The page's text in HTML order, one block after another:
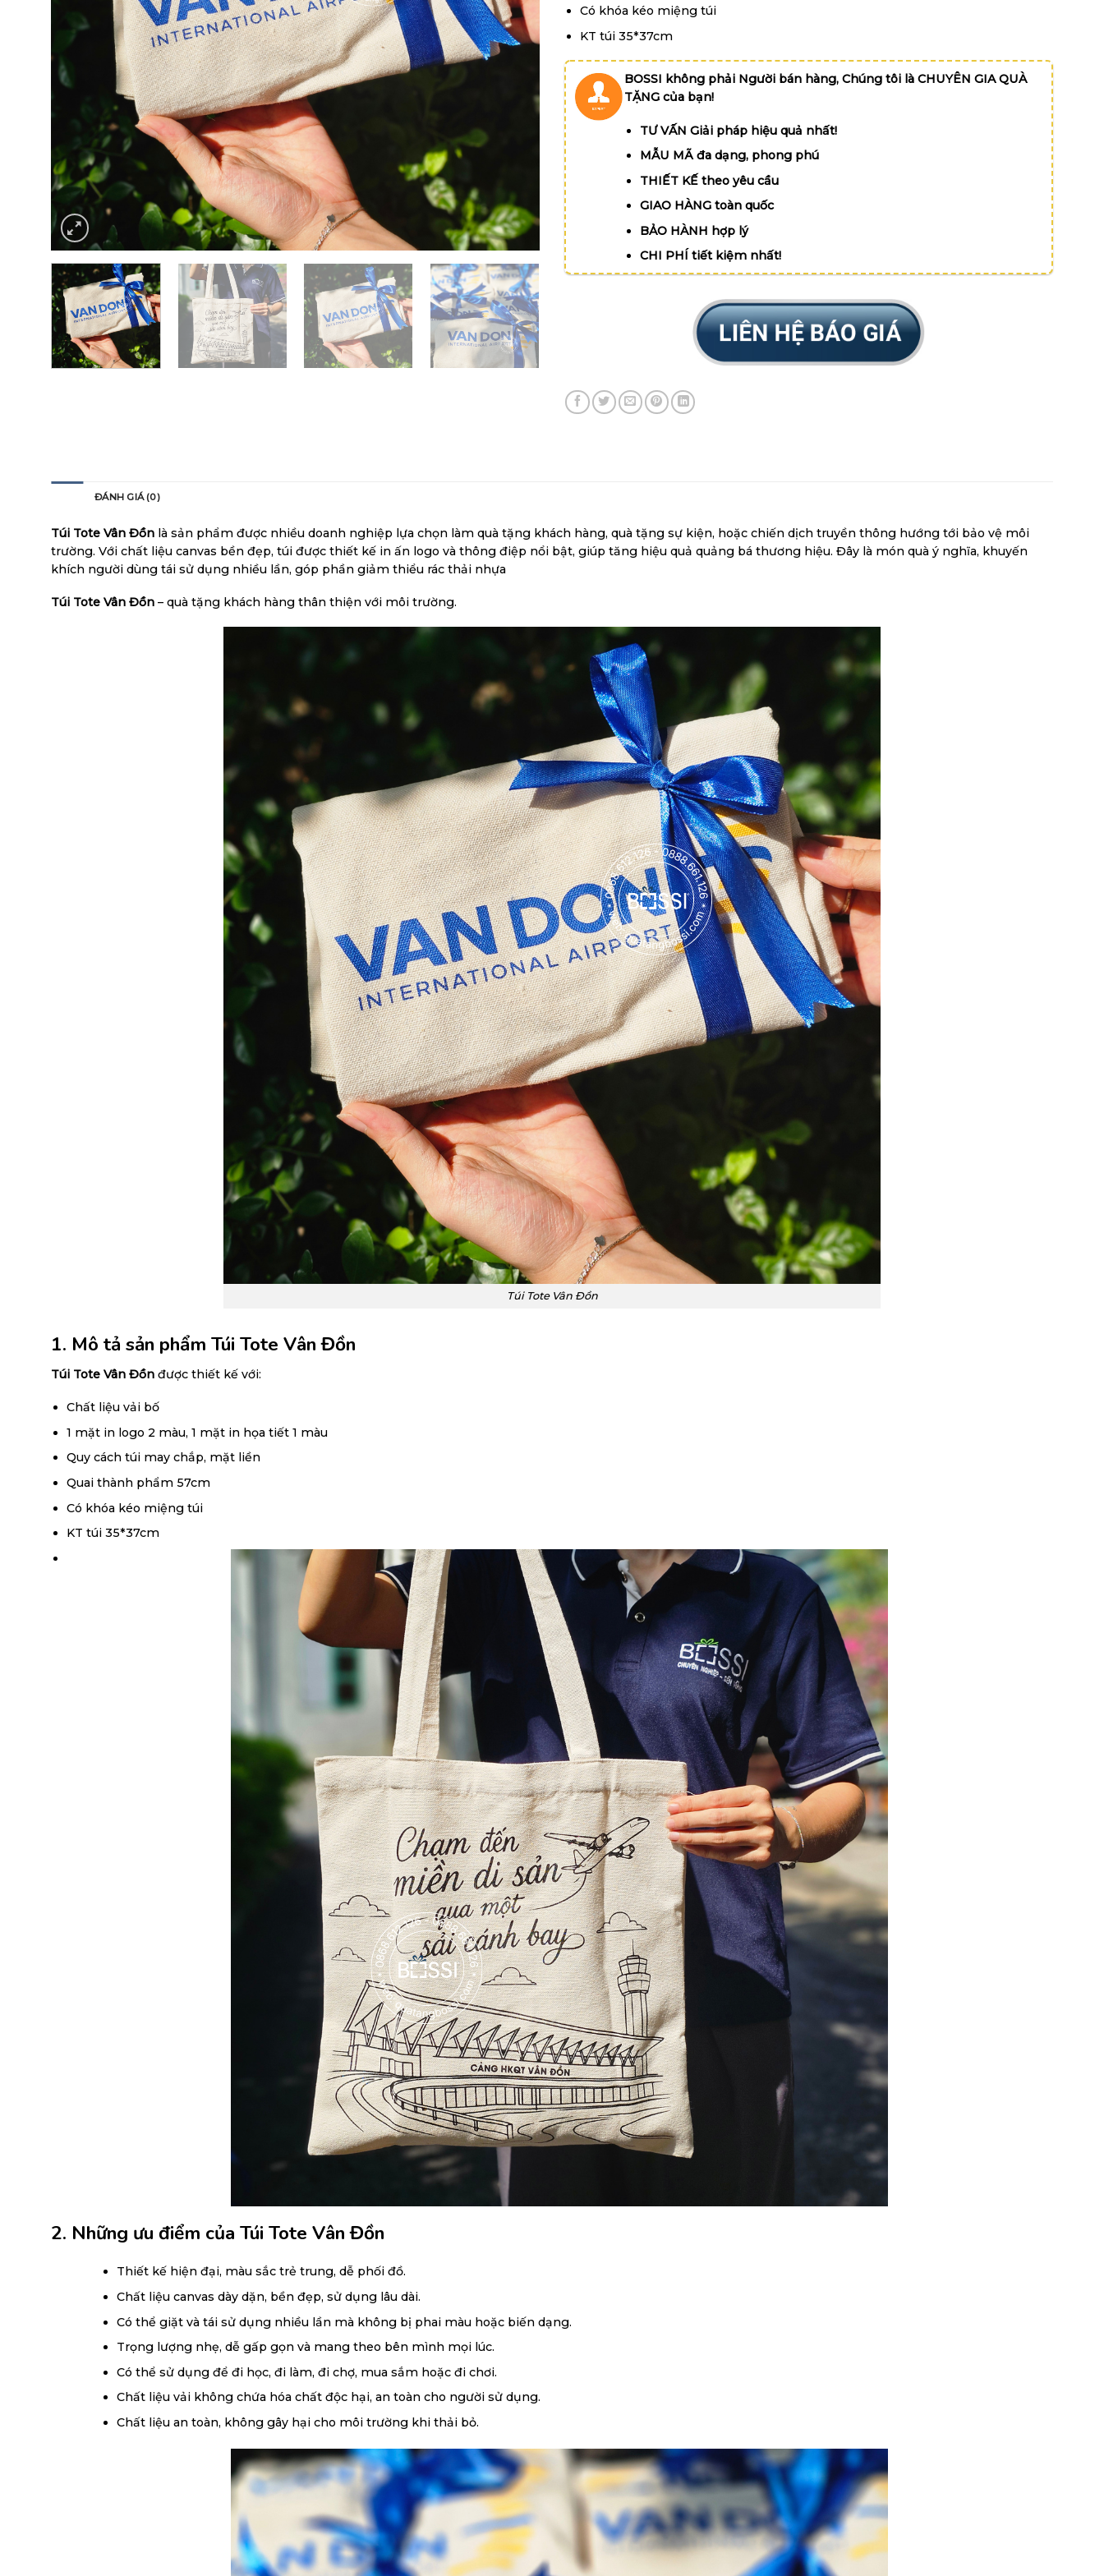
Có khóa kéo miệng túi
KT túi 35*37cm
BOSSI không phải Người bán hàng, Chúng tôi là CHUYÊN GIA QUÀ
TẶNG của bạn!
TƯ VẤN Giải pháp hiệu quả nhất!
MẪU MÃ đa dạng, phong phú
THIẾT KẾ theo yêu cầu
GIAO HÀNG toàn quốc
BẢO HÀNH hợp lý
CHI PHÍ tiết kiệm nhất!
ĐÁNH GIÁ (0)
Túi Tote Vân Đồn là sản phẩm được nhiều doanh nghiệp lựa chọn làm quà tặng khách hàng, quà tặng sự kiện, hoặc chiến dịch truyền thông hướng tới bảo vệ môi
trường. Với chất liệu canvas bền đẹp, túi được thiết kế in ấn logo và thông điệp nổi bật, giúp tăng hiệu quả quảng bá thương hiệu. Đây là món quà ý nghĩa, khuyến
khích người dùng tái sử dụng nhiều lần, góp phần giảm thiểu rác thải nhựa
Túi Tote Vân Đồn – quà tặng khách hàng thân thiện với môi trường.
Túi Tote Vân Đồn
1. Mô tả sản phẩm Túi Tote Vân Đồn
Túi Tote Vân Đồn được thiết kế với:
Chất liệu vải bố
1 mặt in logo 2 màu, 1 mặt in họa tiết 1 màu
Quy cách túi may chắp, mặt liền
Quai thành phẩm 57cm
Có khóa kéo miệng túi
KT túi 35*37cm
2. Những ưu điểm của Túi Tote Vân Đồn
Thiết kế hiện đại, màu sắc trẻ trung, dễ phối đồ.
Chất liệu canvas dày dặn, bền đẹp, sử dụng lâu dài.
Có thể giặt và tái sử dụng nhiều lần mà không bị phai màu hoặc biến dạng.
Trọng lượng nhẹ, dễ gấp gọn và mang theo bên mình mọi lúc.
Có thể sử dụng để đi học, đi làm, đi chợ, mua sắm hoặc đi chơi.
Chất liệu vải không chứa hóa chất độc hại, an toàn cho người sử dụng.
Chất liệu an toàn, không gây hại cho môi trường khi thải bỏ.